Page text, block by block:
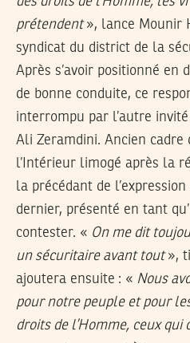
prétendent», lance Mounir
syndicat du district de la
Après s’avoir positionné en
de bonne conduite, ce
interrompu par l’autre invité
Ali Zeramdini. Ancien cadre
l’Intérieur limogé après la
la précédant de
dernier, présenté en tant
contester. « On me dit
un sécuritaire avant tout»,
ajoutera ensuite : « Nous
pour notre peuple et pour
droits de l’Homme, ceux